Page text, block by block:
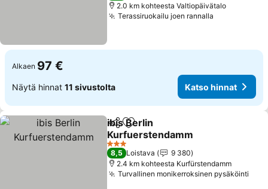
2.0 km kohteesta Valtiopäivätalo
Terassiruokailu joen rannalla
Alkaen 97 €
Näytä hinnat 11 sivustolta Katso hinnat
Jaa Lisää suosikkeihin
ibis Berlin
Kurfuerstendamm
Katso hinnat
3 Tähtiluokitus
8,5 Loistava
9 380
2.4 km kohteesta Kurfürstendamm
Turvallinen monikerroksinen pysäköinti